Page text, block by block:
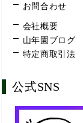
お問合わせ
会社概要
山年園ブログ
特定商取引法
公式SNS